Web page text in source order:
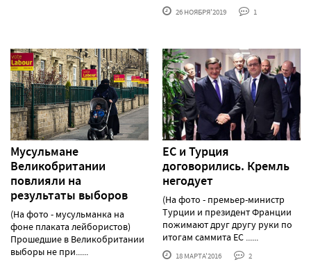
26 НОЯБРЯ'2019 1
Мусульмане
Великобритании
повлияли на
результаты выборов
(На фото - мусульманка на
фоне плаката лейбористов)
Прошедшие в Великобритании
выборы не при......
ЕС и Турция
договорились. Кремль
негодует
(На фото - премьер-министр
Турции и президент Франции
пожимают друг другу руки по
итогам саммита ЕС ......
18 МАРТА'2016 2